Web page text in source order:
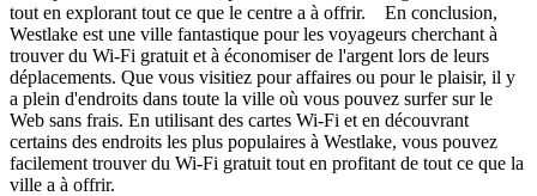
tout en explorant tout ce que le centre a à offrir. En conclusion,
Westlake est une ville fantastique pour les voyageurs cherchant à
trouver du Wi-Fi gratuit et à économiser de l'argent lors de leurs
déplacements. Que vous visitiez pour affaires ou pour le plaisir, il y
a plein d'endroits dans toute la ville où vous pouvez surfer sur le
Web sans frais. En utilisant des cartes Wi-Fi et en découvrant
certains des endroits les plus populaires à Westlake, vous pouvez
facilement trouver du Wi-Fi gratuit tout en profitant de tout ce que la
ville a à offrir.